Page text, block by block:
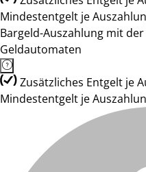
Mindestentgelt je
Bargeld-Auszahlung mit
Geldautomaten
Zusätzliches Entgelt je
Mindestentgelt je